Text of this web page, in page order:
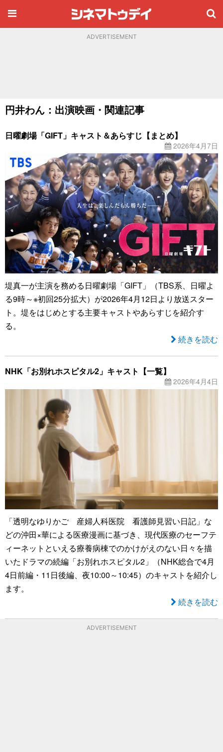
ADVERTISEMENT
円井わん：出演映画・関連記事
日曜劇場「GIFT」キャスト＆あらすじ【まとめ】
2026年4月7日
堤真一が主演を務める日曜劇場「GIFT」（TBS系、日曜よ
る9時～※初回25分拡大）が2026年4月12日より放送スター
ト。堤をはじめとする主要キャストやあらすじを紹介す
る。
続きを読む
NHK「お別れホスピタル2」キャスト【一覧】
2026年4月4日
「透明なゆりかご 産婦人科医院 看護師見習い日記」な
どの沖田×華による医療漫画に基づき、現代医療のセーフテ
ィーネットといえる療養病棟でのかけがえのない日々を描
いたドラマの続編「お別れホスピタル2」（NHK総合で4月
4日前編・11日後編、夜10:00～10:45）のキャストを紹介し
ます。
続きを読む
ADVERTISEMENT